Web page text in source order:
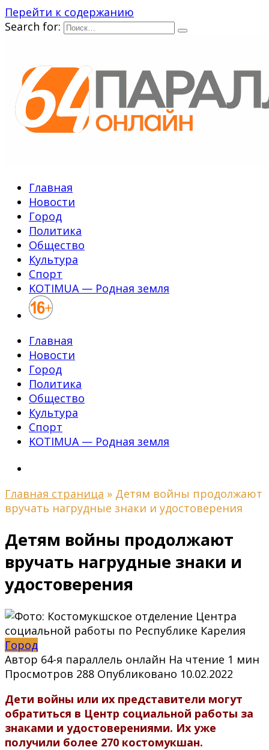
Перейти к содержанию
Search for:
Главная
Новости
Город
Политика
Общество
Культура
Спорт
KOTIMUA — Родная земля
Главная
Новости
Город
Политика
Общество
Культура
Спорт
KOTIMUA — Родная земля
Главная страница » Детям войны продолжают
вручать нагрудные знаки и удостоверения
Детям войны продолжают
вручать нагрудные знаки и
удостоверения
Город
Автор 64-я параллель онлайн На чтение 1 мин
Просмотров 288 Опубликовано 10.02.2022
Дети войны или их представители могут
обратиться в Центр социальной работы за
знаками и удостоверениями. Их уже
получили более 270 костомукшан.